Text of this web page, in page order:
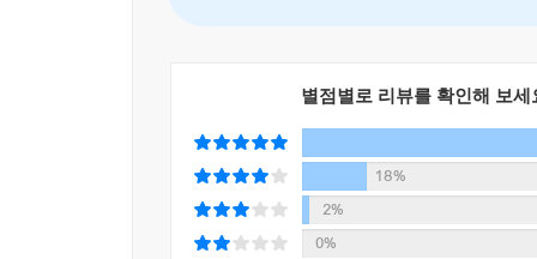
잘 알려져 있듯이, 서문에서 생텍쥐페리는 자
마무리했다. 이 서문은 이 작품이 어린이들만을
주는 것이다.
다른 별에서 온 어린 왕자의 순수한 시선으로 모
별점별로 리뷰를 확인해 보세
18%
2%
0%